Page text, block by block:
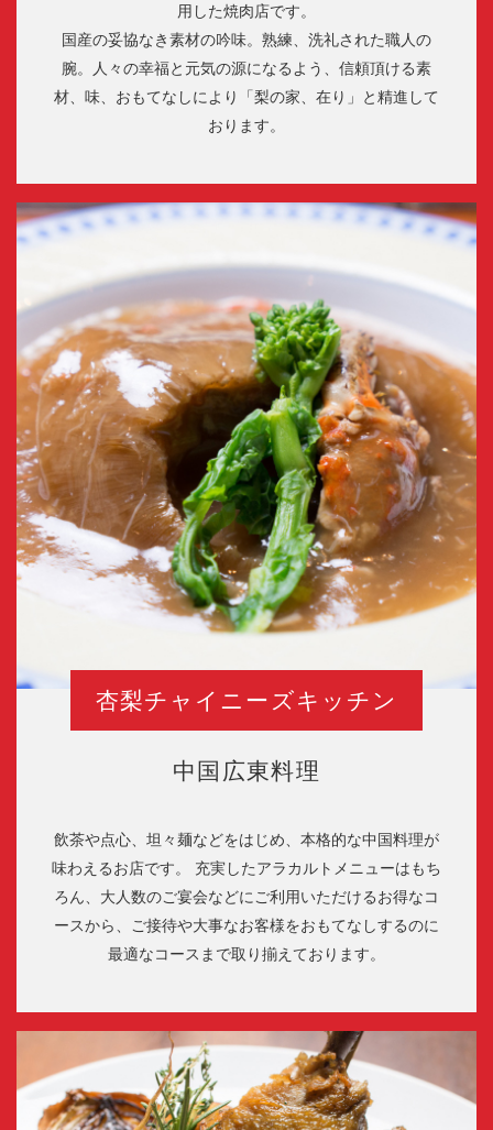
用した焼肉店です。
国産の妥協なき素材の吟味。熟練、洗礼された職人の
腕。人々の幸福と元気の源になるよう、信頼頂ける素
材、味、おもてなしにより「梨の家、在り」と精進して
おります。
杏梨チャイニーズキッチン
中国広東料理
飲茶や点心、坦々麺などをはじめ、本格的な中国料理が
味わえるお店です。 充実したアラカルトメニューはもち
ろん、大人数のご宴会などにご利用いただけるお得なコ
ースから、ご接待や大事なお客様をおもてなしするのに
最適なコースまで取り揃えております。